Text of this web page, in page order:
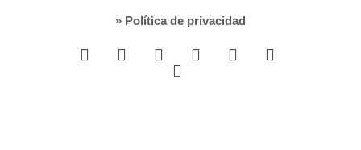
» Política de privacidad